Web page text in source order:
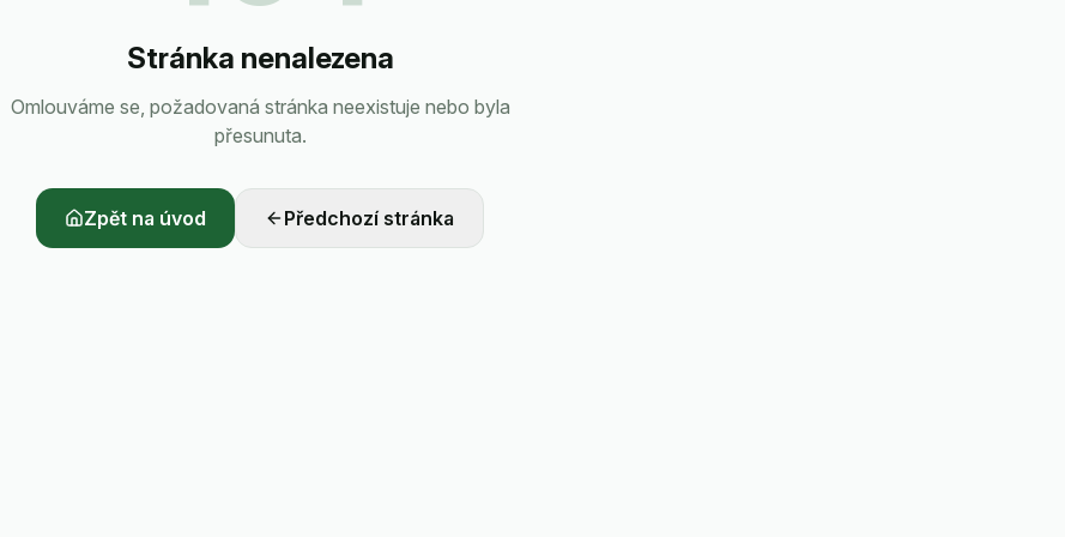
Stránka nenalezena
Omlouváme se, požadovaná stránka neexistuje nebo byla
přesunuta.
Zpět na úvod Předchozí stránka